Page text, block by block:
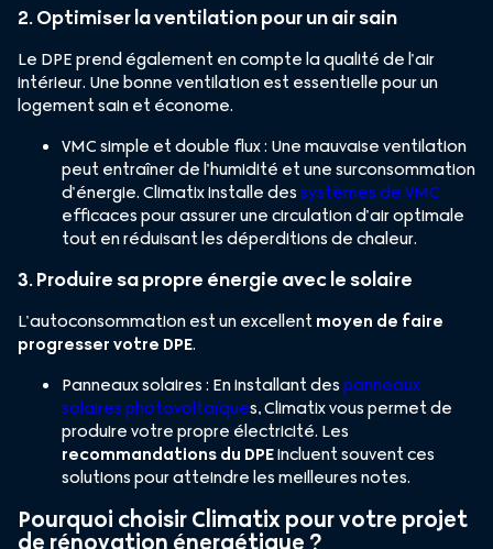
2. Optimiser la ventilation pour un air sain
Le DPE prend également en compte la qualité de l’air
intérieur. Une bonne ventilation est essentielle pour un
logement sain et économe.
VMC simple et double flux : Une mauvaise ventilation
peut entraîner de l’humidité et une surconsommation
d’énergie. Climatix installe dessystèmes de VMC
efficaces pour assurer une circulation d’air optimale
tout en réduisant les déperditions de chaleur.
3. Produire sa propre énergie avec le solaire
L’autoconsommation est un excellentmoyen de faire
progresser votre DPE.
Panneaux solaires : En installant despanneaux
solaires photovoltaïques, Climatix vous permet de
produire votre propre électricité. Les
recommandations du DPEincluent souvent ces
solutions pour atteindre les meilleures notes.
Pourquoi choisir Climatix pour votre projet